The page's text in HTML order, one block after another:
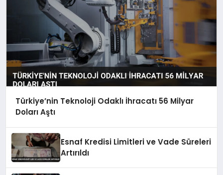
Türkiye’nin Teknoloji Odaklı İhracatı 56 Milyar
Doları Aştı
Esnaf Kredisi Limitleri ve Vade Süreleri
Artırıldı